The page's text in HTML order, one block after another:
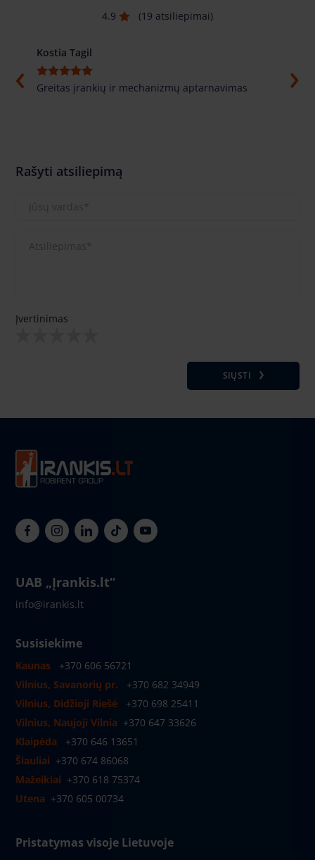
4.9 (19 atsiliepimai)
Kostia Tagil
Greitas įrankių ir mechanizmų aptarnavimas
Rašyti atsiliepimą
Įvertinimas
SIŲSTI
UAB „Įrankis.lt“
info@irankis.lt
Susisiekime
Kaunas
+370 606 56721
Vilnius, Savanorių pr.
+370 682 34949
Vilnius, Didžioji Riešė
+370 698 25411
Vilnius, Naujoji Vilnia +370 647 33626
Klaipėda
+370 646 13651
Šiauliai +370 674 86068
Mažeikiai +370 618 75374
Utena +370 605 00734
Pristatymas visoje Lietuvoje